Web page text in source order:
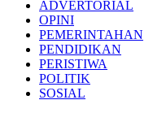
ADVERTORIAL
OPINI
PEMERINTAHAN
PENDIDIKAN
PERISTIWA
POLITIK
SOSIAL